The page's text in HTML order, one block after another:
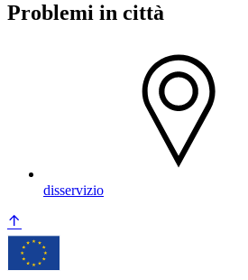
Problemi in città
disservizio